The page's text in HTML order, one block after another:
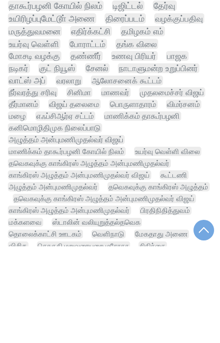
தாகூர்பழனி கோயில் நிலம்
டிஜிட்டல்
தேர்வு
உயிரிழப்புமேட்டூா் அணை
திரைப்படம்
வழக்குப்பதிவு
மருத்துவமனை
எதிர்க்கட்சி
தமிழகம் எம்
உயர்வு வெள்ளி
போராட்டம் தங்க விலை
மோசடி வழக்கு தண்ணீர் உணவு பிரியர்
பாஜக
நடிகர்
குட் நியூஸ் சேனல்
நாடாளுமன்ற உறுப்பினர்
வாட்ஸ் அப்
வரலாறு
ஆலோசனைக் கூட்டம்
நீர்வரத்து சரிவு
சினிமா மாணவர்
முதலமைச்சர் விஜய்
தீர்மானம்
விஜய் தலைமை பொருளாதாரம்
விமர்சனம்
மழை
எஃப்சிஆர்ஏ சட்டம்
மாணிக்கம் தாகூர்பழனி
கனிமொழிதிமுக நிலைப்பாடு
அழுத்தம் அன்புமணிமுதல்வர் விஜய்
மாணிக்கம் தாகூர்பழனி கோயில் நிலம்
உயர்வு வெள்ளி விலை
தவெகவுக்கு காங்கிரஸ் அழுத்தம் அன்புமணிமுதல்வர்
காங்கிரஸ் அழுத்தம் அன்புமணிமுதல்வர் விஜய்
கூட்டணி
அழுத்தம் அன்புமணிமுதல்வர்
தவெகவுக்கு காங்கிரஸ் அழுத்தம்
தவெகவுக்கு காங்கிரஸ் அழுத்தம் அன்புமணிமுதல்வர் விஜய்
காங்கிரஸ் அழுத்தம் அன்புமணிமுதல்வர்
பிரதிநிதித்துவம்
மக்களவை
ஸ்டாலின் வலியுறுத்தல்தவெக
தொலைக்காட்சி ஊடகம்
வெளிநாடு
மேகதாது அணை
விசிக
தொகுதி மறுவரையறை மசோதா
சிகிச்சை